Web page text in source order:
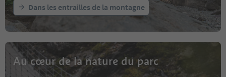
Dans les entrailles de la montagne
Au cœur de la nature du parc